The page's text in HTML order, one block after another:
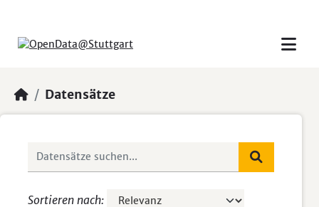
Datensätze
Sortieren nach